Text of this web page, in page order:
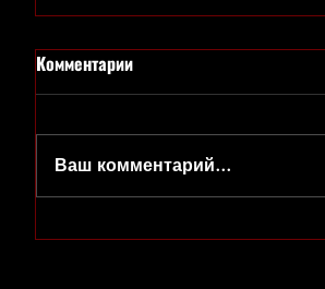
Праздник с Клоунами
Комментарии
Ваш комментарий...